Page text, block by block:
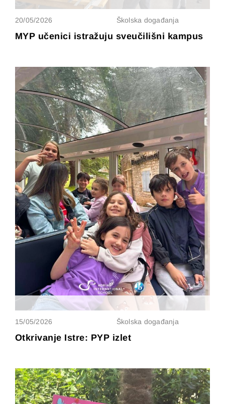
20/05/2026 Školska događanja
MYP učenici istražuju sveučilišni kampus
15/05/2026 Školska događanja
Otkrivanje Istre: PYP izlet